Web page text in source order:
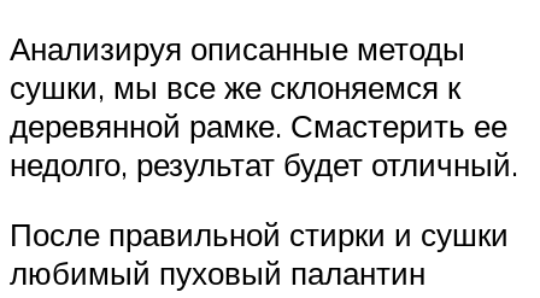
Анализируя описанные методы
сушки, мы все же склоняемся к
деревянной рамке. Смастерить ее
недолго, результат будет отличный.
После правильной стирки и сушки
любимый пуховый палантин